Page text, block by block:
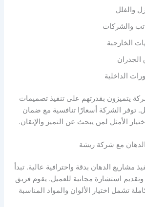
والفلل
والشركات
الخارجية
الداخلية
يتميزون بقدرتهم على تنفيذ تصميمات
توفر الشركة أسعارًا تنافسية مع ضمان
الأمثل لمن يبحث عن التميز والإتقان.
مع شركة ريشة
مشاريع الدهان بدقة واحترافية عالية. تبدأ
وتقديم استشارة مجانية للعميل. يقوم فريق
تشمل اختيار الألوان والمواد المناسبة